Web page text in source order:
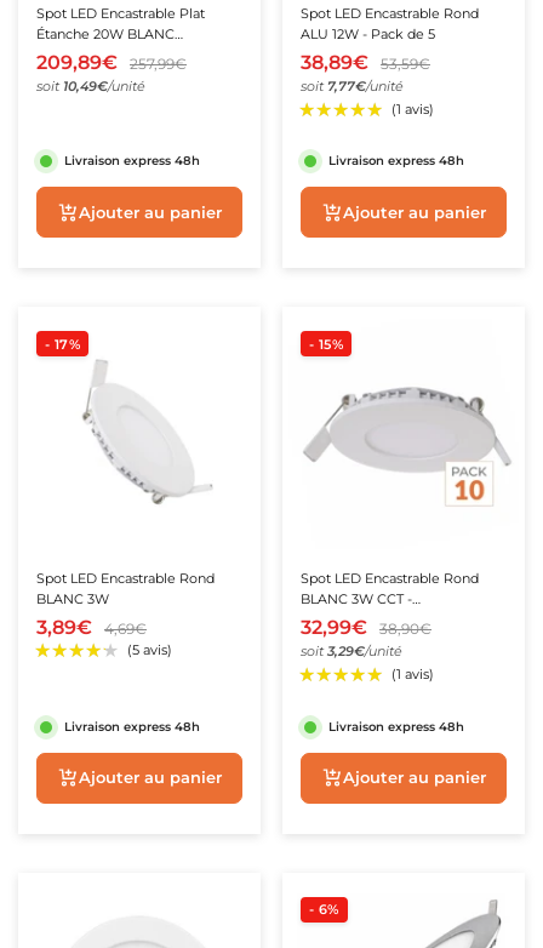
★★★★★
★★★★★ (2 avis) ★★★★★
★★★★★ (3 avis)
Spot LED Encastrable Plat
Étanche 20W BLANC
Transformateur Intégré - Pack
de 20
209,89€ 257,99€
soit 10,49€/unité
Livraison express 48h
Aperçu rapide
Spot LED Encastrable Rond
ALU 12W - Pack de 5
38,89€ 53,59€
soit 7,77€/unité
Livraison express 48h
Aperçu rapide
- 17%
Spot LED Encastrable Rond
BLANC 3W
3,89€ 4,69€
Livraison express 48h
Aperçu rapide
- 15%
Spot LED Encastrable Rond
BLANC 3W CCT -
3000K/4000K/6500K - Pack de
10
32,99€ 38,90€
soit3,29€/unité
Livraison express 48h
Ajouter au
- 6%